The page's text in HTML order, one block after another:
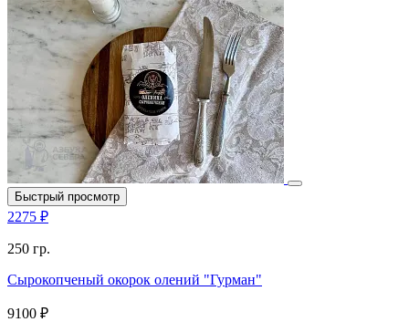
Быстрый просмотр
2275 ₽
250 гр.
Сырокопченый окорок олений "Гурман"
9100 ₽